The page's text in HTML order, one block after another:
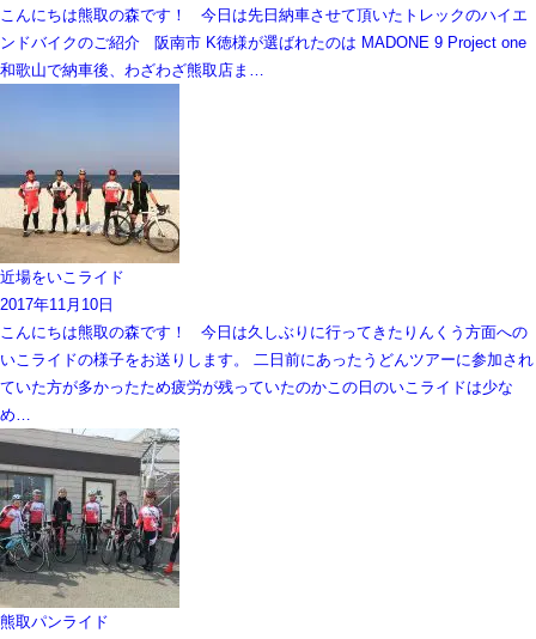
こんにちは熊取の森です！ 今日は先日納車させて頂いたトレックのハイエ
ンドバイクのご紹介 阪南市 K徳様が選ばれたのは MADONE 9 Project one
和歌山で納車後、わざわざ熊取店ま…
近場をいこライド
2017年11月10日
こんにちは熊取の森です！ 今日は久しぶりに行ってきたりんくう方面への
いこライドの様子をお送りします。 二日前にあったうどんツアーに参加され
ていた方が多かったため疲労が残っていたのかこの日のいこライドは少な
め…
熊取パンライド